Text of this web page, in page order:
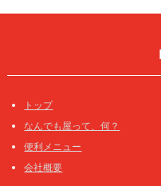
トップ
なんでも屋って、何？
便利メニュー
会社概要